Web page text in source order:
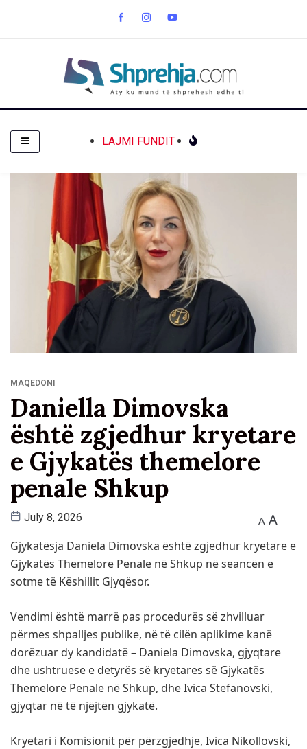
LAJMI FUNDIT
MAQEDONI
Daniella Dimovska
është zgjedhur kryetare
e Gjykatës themelore
penale Shkup
July 8, 2026 A A
Gjykatësja Daniela Dimovska është zgjedhur kryetare e
Gjykatës Themelore Penale në Shkup në seancën e
sotme të Këshillit Gjyqësor.
Vendimi është marrë pas procedurës së zhvilluar
përmes shpalljes publike, në të cilën aplikime kanë
dorëzuar dy kandidatë – Daniela Dimovska, gjyqtare
dhe ushtruese e detyrës së kryetares së Gjykatës
Themelore Penale në Shkup, dhe Ivica Stefanovski,
gjyqtar në të njëjtën gjykatë.
Kryetari i Komisionit për përzgjedhje, Ivica Nikollovski,